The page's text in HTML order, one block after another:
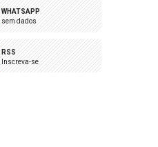
WHATSAPP
sem dados
RSS
Inscreva-se